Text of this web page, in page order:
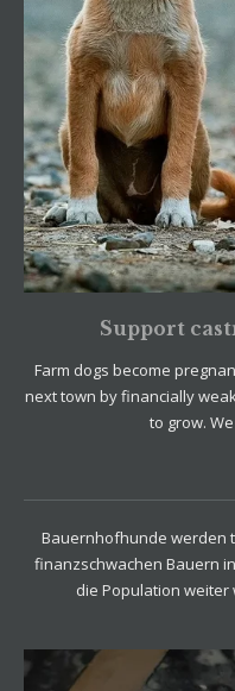
Support
Farm dogs become
next town by financially
to grow.
Bauernhofhunde werden
finanzschwachen Bauern
die Population weiter